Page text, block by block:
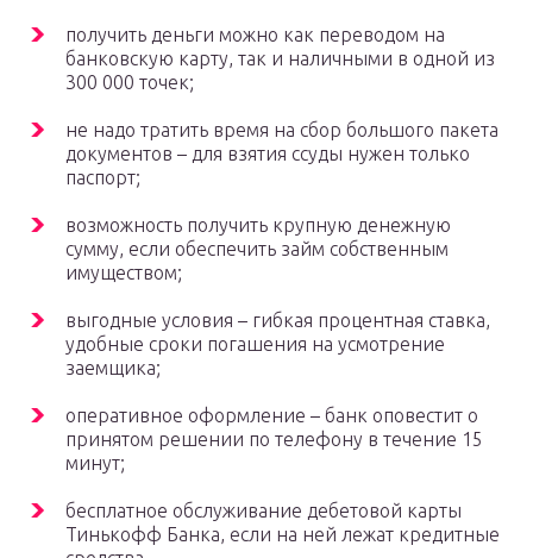
получить деньги можно как переводом на
банковскую карту, так и наличными в одной из
300 000 точек;
не надо тратить время на сбор большого пакета
документов – для взятия ссуды нужен только
паспорт;
возможность получить крупную денежную
сумму, если обеспечить займ собственным
имуществом;
выгодные условия – гибкая процентная ставка,
удобные сроки погашения на усмотрение
заемщика;
оперативное оформление – банк оповестит о
принятом решении по телефону в течение 15
минут;
бесплатное обслуживание дебетовой карты
Тинькофф Банка, если на ней лежат кредитные